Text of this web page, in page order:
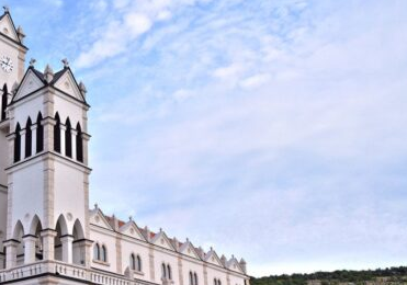
29. srpnja 2018, preminuo je glazbeni genij Oliver Dragojević
iz Međugorja; ‘Slobodna Dalmacija‘ u posjedu dramatične
u polju kod granice!
vala. Svježije u petak. Negdje stižu i pljuskovi.